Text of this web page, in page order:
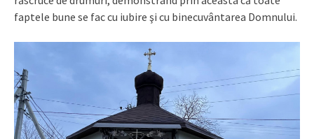
faptele bune se fac cu iubire şi cu binecuvântarea Domnului.